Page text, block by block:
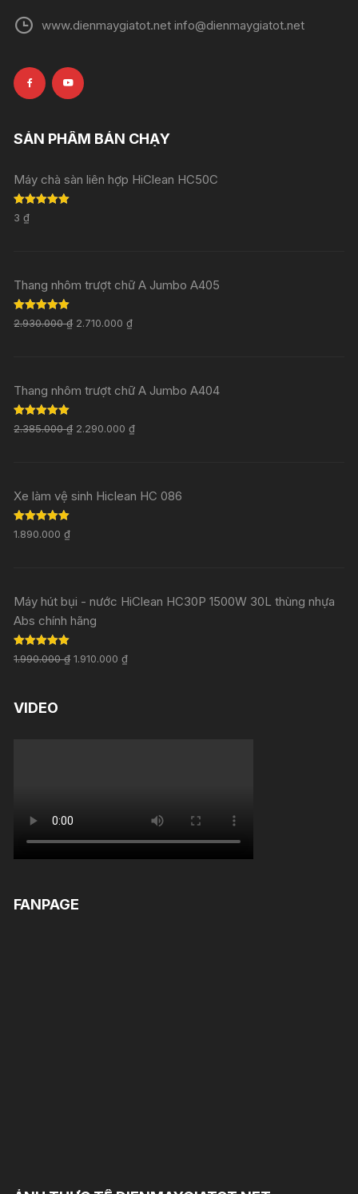
www.dienmaygiatot.net info@dienmaygiatot.net
SẢN PHẨM BÁN CHẠY
Máy chà sàn liên hợp HiClean HC50C
Rated
out of 5
3₫
Thang nhôm trượt chữ A Jumbo A405
Rated 5.00
out of 5
2.930.000₫ 2.710.000₫
Thang nhôm trượt chữ A Jumbo A404
Rated 5.00
out of 5
2.385.000₫ 2.290.000₫
Xe làm vệ sinh Hiclean HC 086
Rated 5.00
out of 5
1.890.000₫
Máy hút bụi - nước HiClean HC30P 1500W 30L thùng nhựa
Abs chính hãng
Rated 5.00
out of 5
1.990.000₫ 1.910.000₫
VIDEO
FANPAGE